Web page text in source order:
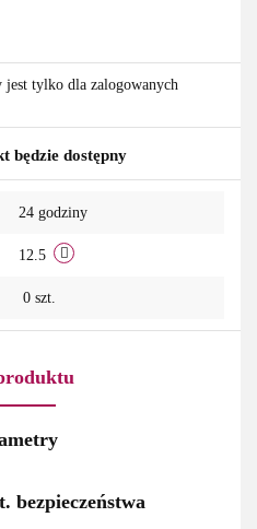
tylko dla zalogowanych
będzie dostępny
24 godziny
12.5
0 szt.
bezpieczeństwa